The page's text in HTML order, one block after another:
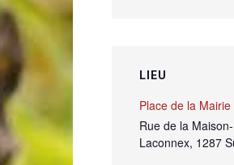
LIEU
Place de la Mairie
Rue de la
Laconnex, 1287